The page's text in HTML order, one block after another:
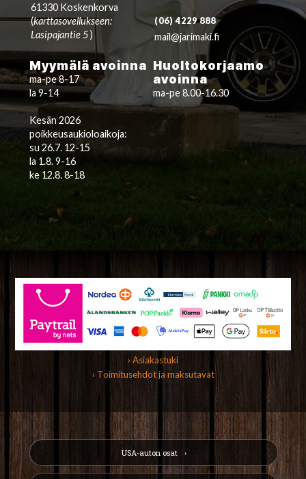
61330 Koskenkorva
(karttasovellukseen:
Lasipajantie 5)
(06) 4229 888
mail@jarimaki.fi
Myymälä avoinna
ma-pe 8-17
la 9-14
Kesän 2026
poikkeusaukioloaikoja:
su 26.7. 12-15
la 1.8. 9-16
ke 12.8. 8-18
Huoltokorjaamo
avoinna
ma-pe 8.00-16.30
› Asiakastuki
› Toimitusehdot ja maksutavat
USA-auton osat